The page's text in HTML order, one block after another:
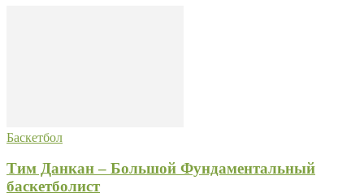
Баскетбол
Тим Данкан – Большой Фундаментальный
баскетболист